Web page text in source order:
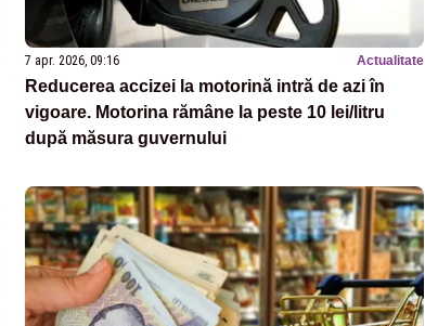
7 apr. 2026, 09:16 Actualitate
Reducerea accizei la motorină intră de azi în
vigoare. Motorina rămâne la peste 10 lei/litru
după măsura guvernului